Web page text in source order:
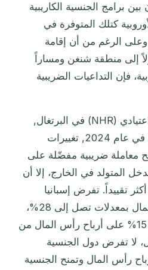
برامج الجنسية الكاريبية
كتلك المتوفرة في
وعلى الرغم من أن إقامة
إلى منطقة شنغن ومساراً
فإن التداعيات الضريبية
أحدث نظام المقيم غير الاعتيادي (NHR) في البرتغال,
الذي خضع لإصلاح جوهري في عام 2024, تغييرات
معاملة ضريبية مفضّلة على
المتولد في الخارج، إلا أن
تقييداً. تفرض إسبانيا
ضرائب على أرباح رأس المال بمعدلات تصل إلى 28%،
فيما تفرض اليونان ضريبة 15% على أرباح رأس المال من
لا تفرض دول الجنسية
رأس المال وتمنح الجنسية